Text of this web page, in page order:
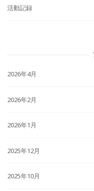
活動記録
2026年4月
2026年2月
2026年1月
2025年12月
2025年10月